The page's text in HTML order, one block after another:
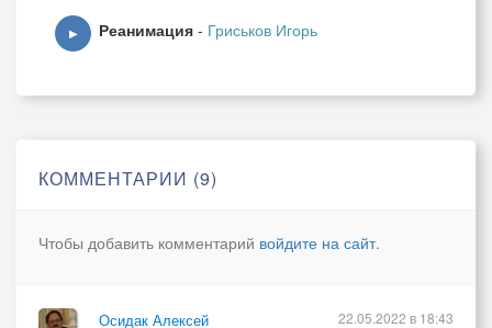
▶ Реанимация - Гриськов Игорь
КОММЕНТАРИИ (9)
Чтобы добавить комментарий войдите на сайт.
Осидак Алексей
22.05.2022 в 18:43